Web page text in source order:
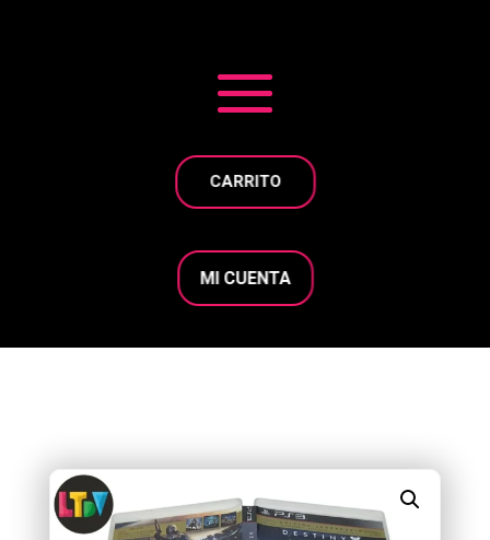
CARRITO
MI CUENTA